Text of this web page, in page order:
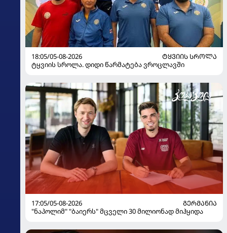
18:05/05-08-2026
ᲢᲧᲕᲘᲘᲡ ᲡᲠᲝᲚᲐ
ტყვიის სროლა. დიდი წარმატება ვროცლავში
17:05/05-08-2026
ᲒᲔᲠᲛᲐᲜᲘᲐ
"ნაპოლიმ" "ბაიერს" მცველი 30 მილიონად მიჰყიდა